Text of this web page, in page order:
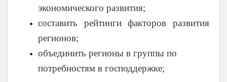
экономического развития;
составить рейтинги факторов развития
регионов;
объединить регионы в группы по
потребностям в господдержке;